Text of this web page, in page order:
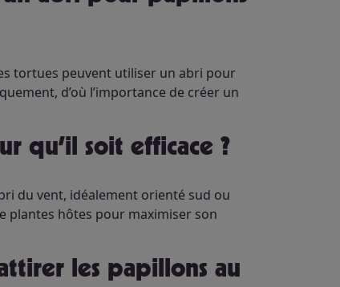
tortues peuvent utiliser un abri pour
d’où l’importance de créer un
qu’il soit efficace ?
du vent, idéalement orienté sud ou
plantes hôtes pour maximiser son